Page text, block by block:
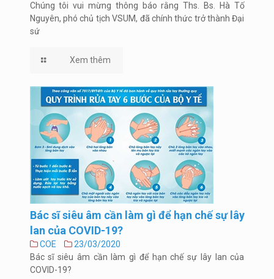
Chúng tôi vui mừng thông báo rằng Ths. Bs. Hà Tố
Nguyên, phó chủ tịch VSUM, đã chính thức trở thành Đại
sứ
Xem thêm
Bác sĩ siêu âm cần làm gì để hạn chế sự lây
lan của COVID-19?
COE
23/03/2020
Bác sĩ siêu âm cần làm gì để hạn chế sự lây lan của
COVID-19?